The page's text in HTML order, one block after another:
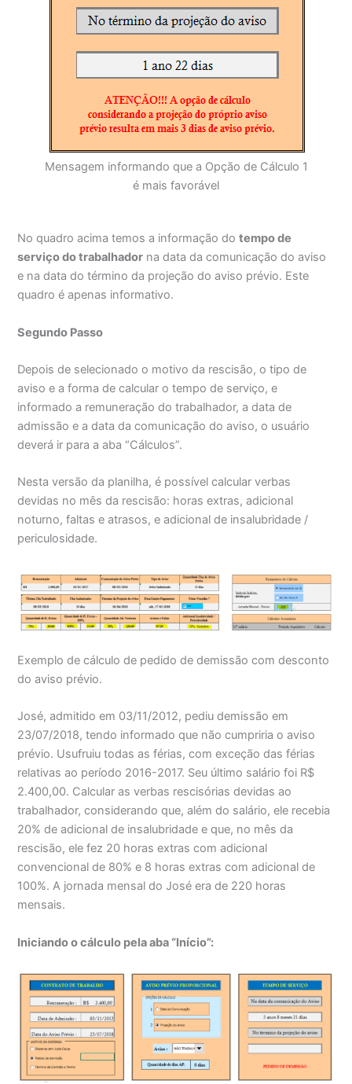
Mensagem informando que a Opção de Cálculo 1
é mais favorável
No quadro acima temos a informação dotempo de
serviço do trabalhador na data da comunicação do aviso
e na data do término da projeção do aviso prévio. Este
quadro é apenas informativo.
Segundo Passo
Depois de selecionado o motivo da rescisão, o tipo de
aviso e a forma de calcular o tempo de serviço, e
informado a remuneração do trabalhador, a data de
admissão e a data da comunicação do aviso, o usuário
deverá ir para a aba “Cálculos”.
Nesta versão da planilha, é possível calcular verbas
devidas no mês da rescisão: horas extras, adicional
noturno, faltas e atrasos, e adicional de insalubridade /
periculosidade.
Exemplo de cálculo de pedido de demissão com desconto
do aviso prévio.
José, admitido em 03/11/2012, pediu demissão em
23/07/2018, tendo informado que não cumpriria o aviso
prévio. Usufruiu todas as férias, com exceção das férias
relativas ao período 2016-2017. Seu último salário foi R$
2.400,00. Calcular as verbas rescisórias devidas ao
trabalhador, considerando que, além do salário, ele recebia
20% de adicional de insalubridade e que, no mês da
rescisão, ele fez 20 horas extras com adicional
convencional de 80% e 8 horas extras com adicional de
100%. A jornada mensal do José era de 220 horas
mensais.
Iniciando o cálculo pela aba “Início”: